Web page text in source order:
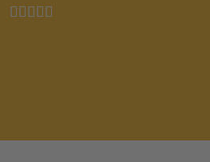
    